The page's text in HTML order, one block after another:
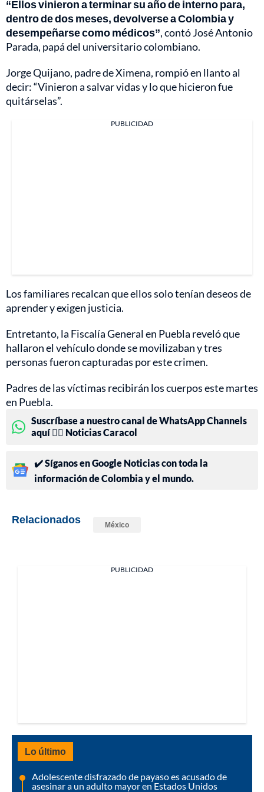
“Ellos vinieron a terminar su año de interno para,
dentro de dos meses, devolverse a Colombia y
desempeñarse como médicos”, contó José Antonio
Parada, papá del universitario colombiano.
Jorge Quijano, padre de Ximena, rompió en llanto al
decir: “Vinieron a salvar vidas y lo que hicieron fue
quitárselas”.
PUBLICIDAD
Los familiares recalcan que ellos solo tenían deseos de
aprender y exigen justicia.
Entretanto, la Fiscalía General en Puebla reveló que
hallaron el vehículo donde se movilizaban y tres
personas fueron capturadas por este crimen.
Padres de las víctimas recibirán los cuerpos este martes
en Puebla.
Suscríbase a nuestro canal de WhatsApp Channels
aquí 👉🏻 Noticias Caracol
✔️ Síganos en Google Noticias con toda la
información de Colombia y el mundo.
Relacionados México
PUBLICIDAD
Lo último
Adolescente disfrazado de payaso es acusado de
asesinar a un adulto mayor en Estados Unidos